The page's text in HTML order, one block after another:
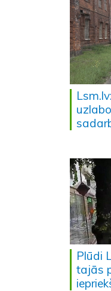
Plūdi
tajās